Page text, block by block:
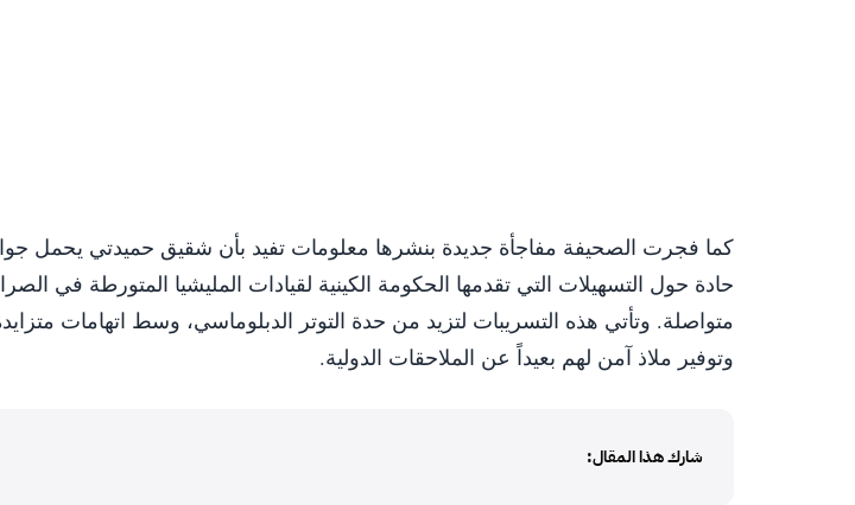
كما فجرت الصحيفة مفاجأة جديدة بنشرها معلومات تفيد بأن شقيق حميدتي يحمل جواز
حادة حول التسهيلات التي تقدمها الحكومة الكينية لقيادات المليشيا المتورطة في
متواصلة. وتأتي هذه التسريبات لتزيد من حدة التوتر الدبلوماسي، وسط اتهامات
وتوفير ملاذ آمن لهم بعيداً عن الملاحقات الدولية.
شارك هذا المقال: